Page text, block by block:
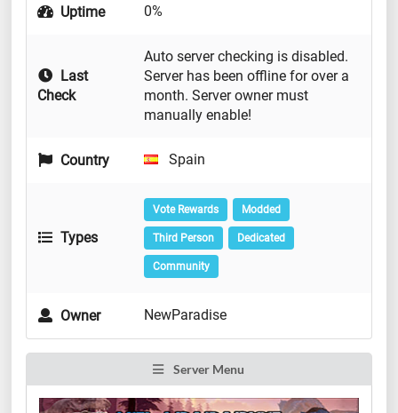
Uptime 0%
Last
Check
Auto server checking is disabled.
Server has been offline for over a
month. Server owner must
manually enable!
Country Spain
Types
Vote Rewards Modded
Third Person Dedicated
Community
Owner NewParadise
Server Menu